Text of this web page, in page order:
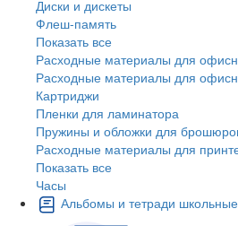
Диски и дискеты
Флеш-память
Показать все
Расходные материалы для
Расходные материалы для
Картриджи
Пленки для ламинатора
Пружины и обложки для
Расходные материалы для
Показать все
Часы
Альбомы и тетради школьные